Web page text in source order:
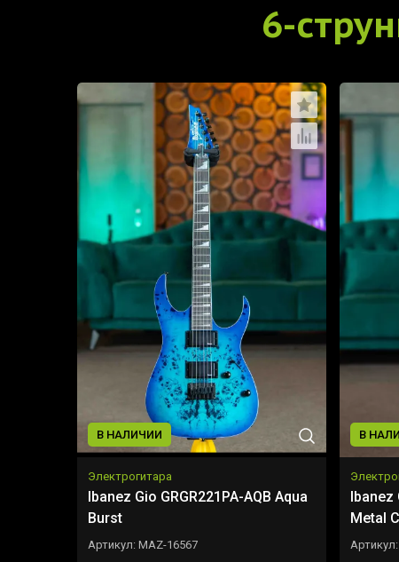
6-
В НАЛИЧИИ
Электрогитара
Ibanez Gio GRGR221PA-AQB Aqua
Burst
Артикул: MAZ-16567
В
Ibanez
Metal